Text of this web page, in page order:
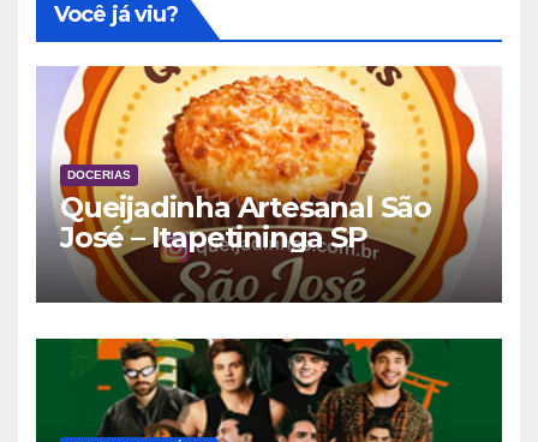
Você já viu?
DOCERIAS
Queijadinha Artesanal São
José – Itapetininga SP